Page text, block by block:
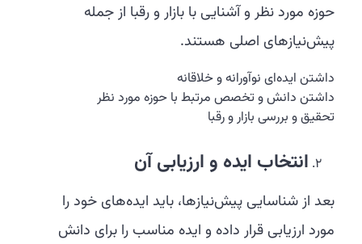
حوزه مورد نظر و آشنایی با بازار و رقبا از جمله
پیش‌نیازهای اصلی هستند.
داشتن ایده‌ای نوآورانه و خلاقانه
داشتن دانش و تخصص مرتبط با حوزه مورد نظر
تحقیق و بررسی بازار و رقبا
انتخاب ایده و ارزیابی آن
بعد از شناسایی پیش‌نیازها، باید ایده‌های خود را
مورد ارزیابی قرار داده و ایده مناسب را برای دانش